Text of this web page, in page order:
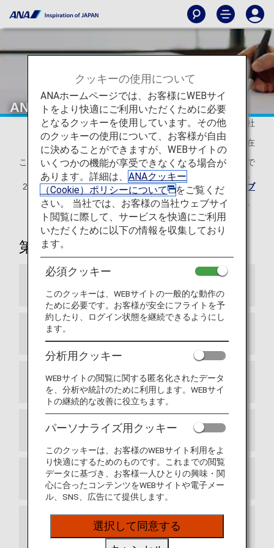
ANAマイレージクラブ会員規約
全日本空輸株式会社
2026年5月19日現在
このANAマイレージクラブ会員規約は、2026年11月30日まで
2026年12月1日以降の内容は改定後のANAマイレージクラブ
会員規約
をご確認ください。
第1章 総則
2条 定義
3条 入会
4条 会員資格の発効
5条 会員カードの使用
6条 提携航空会社、提携会社によって提供さ
れるサービス
クッキーの使用について
ANAホームページでは、お客様にWEBサイ
トをより快適にご利用いただくために必要
となるクッキーを使用しています。その他
のクッキーの使用について、お客様が自由
に決めることができますが、WEBサイトの
いくつかの機能が享受できなくなる場合が
あります。詳細は、 ANAクッキー
（Cookie）ポリシーについて
をご覧くだ
さい。 当社では、お客様の当社ウェブサイ
ト閲覧に際して、サービスを快適にご利用
いただくために以下の情報を収集しており
ます。
必須クッキー
このクッキーは、WEBサイトの一般的な動作の
ために必要です。お客様が安全にフライトを予
約したり、ログイン状態を継続できるようにし
ます。
分析用クッキー
WEBサイトの閲覧に関する匿名化されたデータ
を、分析や統計のために利用します。WEBサイ
トの継続的な改善に役立ちます。
パーソナライズ用クッキー
このクッキーは、お客様のWEBサイト利用をよ
り快適にするためのものです。これまでの閲覧
データに基づき、お客様一人ひとりの興味・関
心に合ったコンテンツをWEBサイトや電子メー
ル、SNS、広告にて提供します。
選択して同意する